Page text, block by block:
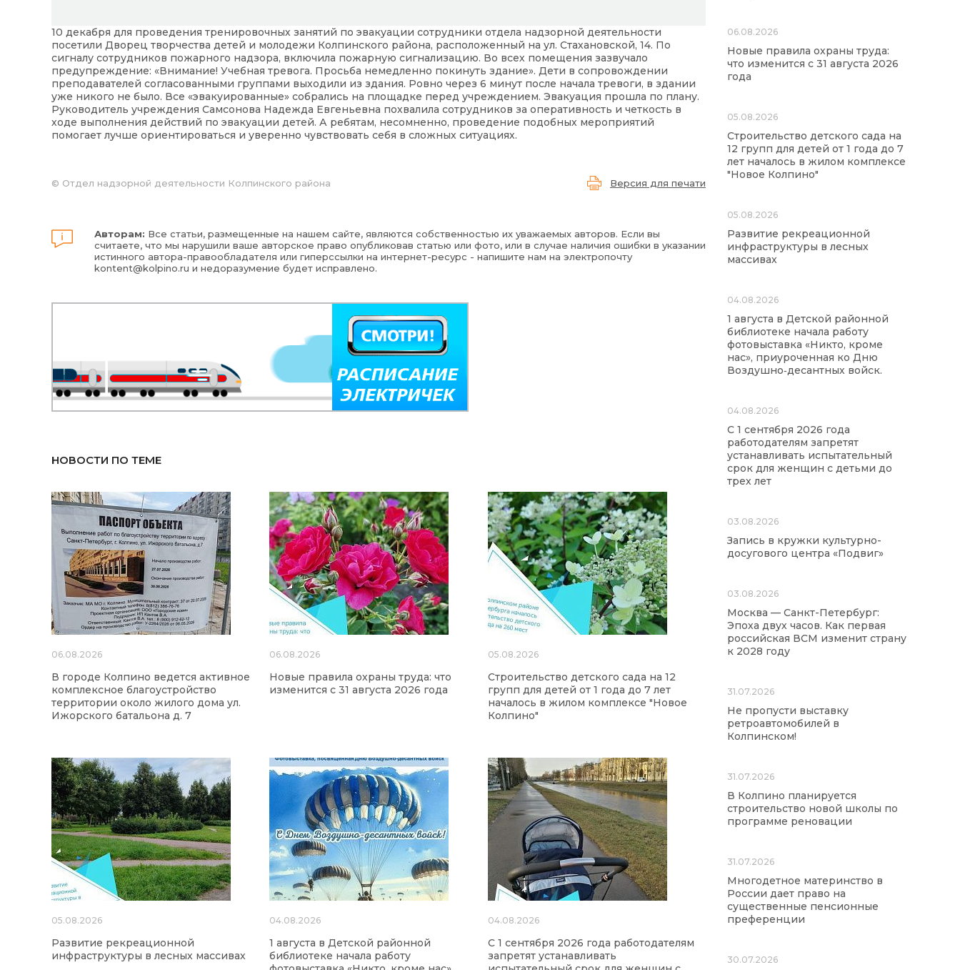
10 декабря для проведения тренировочных занятий по эвакуации сотрудники отдела надзорной деятельности
посетили Дворец творчества детей и молодежи Колпинского района, расположенный на ул. Стахановской, 14. По
сигналу сотрудников пожарного надзора, включила пожарную сигнализацию. Во всех помещения зазвучало
предупреждение: «Внимание! Учебная тревога. Просьба немедленно покинуть здание». Дети в сопровождении
преподавателей согласованными группами выходили из здания. Ровно через 6 минут после начала тревоги, в здании
уже никого не было. Все «эвакуированные» собрались на площадке перед учреждением. Эвакуация прошла по плану.
Руководитель учреждения Самсонова Надежда Евгеньевна похвалила сотрудников за оперативность и четкость в
ходе выполнения действий по эвакуации детей. А ребятам, несомненно, проведение подобных мероприятий
помогает лучше ориентироваться и уверенно чувствовать себя в сложных ситуациях.
© Отдел надзорной деятельности Колпинского района Версия для печати
Авторам: Все статьи, размещенные на нашем сайте, являются собственностью их уважаемых авторов. Если вы
считаете, что мы нарушили ваше авторское право опубликовав статью или фото, или в случае наличия ошибки в указании
истинного автора-правообладателя или гиперссылки на интернет-ресурс - напишите нам на электропочту
kontent@kolpino.ru и недоразумение будет исправлено.
НОВОСТИ ПО ТЕМЕ
06.08.2026
В городе Колпино ведется активное
комплексное благоустройство
территории около жилого дома ул.
Ижорского батальона д. 7
06.08.2026
Новые правила охраны труда: что
изменится с 31 августа 2026 года
05.08.2026
Строительство детского сада на 12
групп для детей от 1 года до 7 лет
началось в жилом комплексе "Новое
Колпино"
05.08.2026
Развитие рекреационной
инфраструктуры в лесных массивах
04.08.2026
1 августа в Детской районной
библиотеке начала работу
04.08.2026
С 1 сентября 2026 года работодателям
запретят устанавливать
06.08.2026
Новые правила охраны труда:
что изменится с 31 августа 2026
года
05.08.2026
Строительство детского сада на
12 групп для детей от 1 года до 7
лет началось в жилом комплексе
"Новое Колпино"
05.08.2026
Развитие рекреационной
инфраструктуры в лесных
массивах
04.08.2026
1 августа в Детской районной
библиотеке начала работу
фотовыставка «Никто, кроме
нас», приуроченная ко Дню
Воздушно‑десантных войск.
04.08.2026
С 1 сентября 2026 года
работодателям запретят
устанавливать испытательный
срок для женщин с детьми до
трех лет
03.08.2026
Запись в кружки культурно-
досугового центра «Подвиг»
03.08.2026
Москва — Санкт-Петербург:
Эпоха двух часов. Как первая
российская ВСМ изменит страну
к 2028 году
31.07.2026
Не пропусти выставку
ретроавтомобилей в
Колпинском!
31.07.2026
В Колпино планируется
строительство новой школы по
программе реновации
31.07.2026
Многодетное материнство в
России дает право на
существенные пенсионные
преференции
30.07.2026